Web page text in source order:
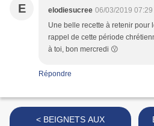
E elodiesucree 06/03/2019 07:29
Une belle recette à retenir pour
rappel de cette période
à toi, bon mercredi 😗
Répondre
< BEIGNETS AUX